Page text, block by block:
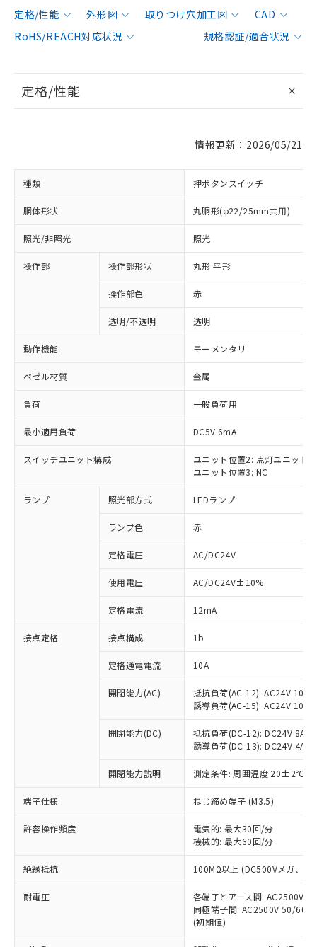
定格/性能 外形図 取りつけ穴加工図
CAD
RoHS/REACH対応状況
規格認証/適合状況
定格/性能
情報更新：2026/05/21
種類 押ボタンスイッチ
胴体形状 丸胴形(φ22/25mm共用)
照光/非照光 照光
操作部 操作部形状 丸形 平形
操作部色 赤
透明/不透明 透明
動作機能 モーメンタリ
ベゼル材質 金属
負荷 一般負荷用
最小適用負荷 DC5V 6mA
スイッチユニット構成
ユニット位置2: 点灯ユニット
ユニット位置3: NC
ランプ 照光部方式 LEDランプ
ランプ色 赤
定格電圧 AC/DC24V
使用電圧 AC/DC24V±10%
定格電流 12mA
接点定格 接点構成 1b
定格通電電流 10A
開閉能力(AC)
抵抗負荷(AC-12): AC24V 10A/
誘導負荷(AC-15): AC24V
開閉能力(DC)
抵抗負荷(DC-12): DC24V 8A/
誘導負荷(DC-13): DC24V 4A/
開閉能力説明 測定条件: 周囲温度 20±2℃、
端子仕様 ねじ締め端子 (M3.5)
許容操作頻度
電気的: 最大30回/分
機械的: 最大60回/分
絶縁抵抗 100MΩ以上 (DC500Vメガ、点
耐電圧
各端子とアース間: AC2500V
同極端子間: AC2500V 50/
(初期値)
ご利用条件
以下の条件をお読みいただき、同意のうえ
ご利用ください。
本サービスは、当社制御機器事業取扱
商品の当社在庫状況および標準価格
(税抜)を提供させていただくもので
当社制御機器事業取扱商品の中には、
本サービスの対象外となる商品もある
ことをご了承ください。
在庫状況および標準価格照会結果は、
記載している更新日時点での社内デー
タに基づき作成されるものであり、閲
覧された時点での実際の在庫および標
準価格とは異なる場合があることをご
※1 対応状況
対応済み：EU RoHS指令（10物質）の
非含有に対応した製品が提供可能な商品で
対応予定：EU RoHS指令（10物質）の非含
有に対応した製品に切り替える予定のある
対応予定なし：EU RoHS指令（10物質）の
非含有に非対応の商品で、対応品を出す予
定はありません。
調査・確認中：EU RoHS指令（10物質）の
非含有の対応状況を調査中または確認中の
非該当品：ライセンス料など無形物で、有
害物質有無と関係のない商品です。
仕入先様の事情により、非含有部品として
いたものが、含有品と判明した場合などや
むを得ず変更することがあります。
鉛(Pb) 1000ppm以下、 水銀(Hg) 1000ppm以下、 カド
六価クロム(Cr(Ⅵ)) 1000ppm以下、ポリ臭化ビフェニル
類(PBB) 1000ppm以下、ポリ臭化ジフェニルエーテル類
(PBDE) 1000ppm以下、フタル酸ビス(2-エチルヘキシ
※1 中国RoHS○×表
「○」：最大均質材料含有率が中国RoHSの
基準値以下であることを示します。
「×」：最大均質材料含有率が中国RoHSの
基準値を超えていることを示します。
「－」：未確認です。当社販売部門へお問
い合わせください。
*中国RoHS10物質の基準値 (GB/T26572)：
Pb(鉛) :1000ppm、 Hg(水銀) : 1000ppm、 Cd(カドミウ
Cr(Ⅵ)(六価クロム) : 1000ppm、 PBBs(ポリ臭化ビフェ
当社は、これら貴社製品のうち、外国
為替および外国貿易法に定める商品
（以下｢規制貨物等」という）を輸出
国政府の輸出許可(または役務取引許
可)を取得するなどの必要な手続きを